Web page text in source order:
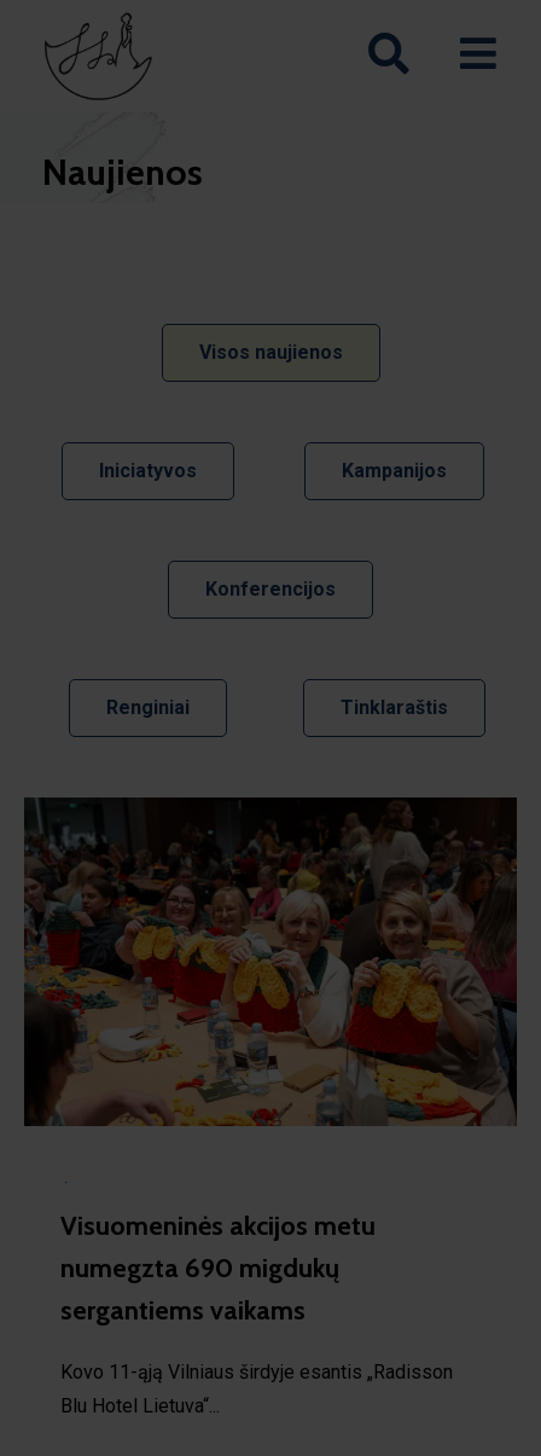
Naujienos
Visos naujienos
Iniciatyvos Kampanijos
Konferencijos
Renginiai Tinklaraštis
Visuomeninės akcijos metu
numegzta 690 migdukų
sergantiems vaikams
Kovo 11-ąją Vilniaus širdyje esantis „Radisson
Blu Hotel Lietuva“...